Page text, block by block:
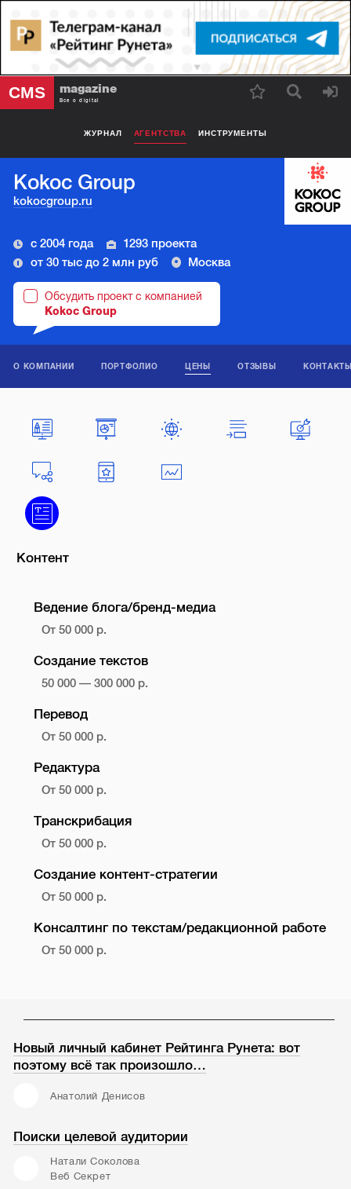
CMS magazine
Все о digital
ЖУРНАЛ АГЕНТСТВА ИНСТРУМЕНТЫ
Kokoc Group
kokocgroup.ru
с 2004 года
1293 проекта
от 30 тыс до 2 млн руб
Москва
Обсудить проект с компанией
Kokoc Group
О КОМПАНИИ ПОРТФОЛИО ЦЕНЫ ОТЗЫВЫ
Контент
Ведение блога/бренд-медиа
От 50 000 р.
Создание текстов
50 000 — 300 000 р.
Перевод
От 50 000 р.
Редактура
От 50 000 р.
Транскрибация
От 50 000 р.
Создание контент-стратегии
От 50 000 р.
Консалтинг по текстам/редакционной работе
От 50 000 р.
Новый личный кабинет Рейтинга Рунета: вот
поэтому всё так произошло…
Анатолий Денисов
Поиски целевой аудитории
Натали Соколова
Веб Секрет